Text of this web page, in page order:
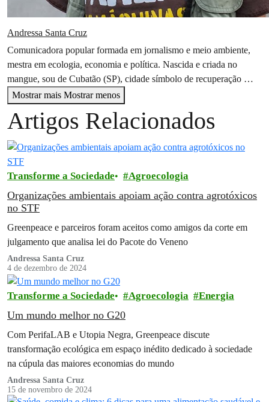
Andressa Santa Cruz
Comunicadora popular formada em jornalismo e meio ambiente,
mestra em ecologia, economia e política. Nascida e criada no
mangue, sou de Cubatão (SP), cidade símbolo de recuperação …
Mostrar mais Mostrar menos
Artigos Relacionados
Transforme a Sociedade Agroecologia
Organizações ambientais apoiam ação contra agrotóxicos
no STF
Greenpeace e parceiros foram aceitos como amigos da corte em
julgamento que analisa lei do Pacote do Veneno
Andressa Santa Cruz
4 de dezembro de 2024
Transforme a Sociedade Agroecologia Energia
Um mundo melhor no G20
Com PerifaLAB e Utopia Negra, Greenpeace discute
transformação ecológica em espaço inédito dedicado à sociedade
na cúpula das maiores economias do mundo
Andressa Santa Cruz
15 de novembro de 2024